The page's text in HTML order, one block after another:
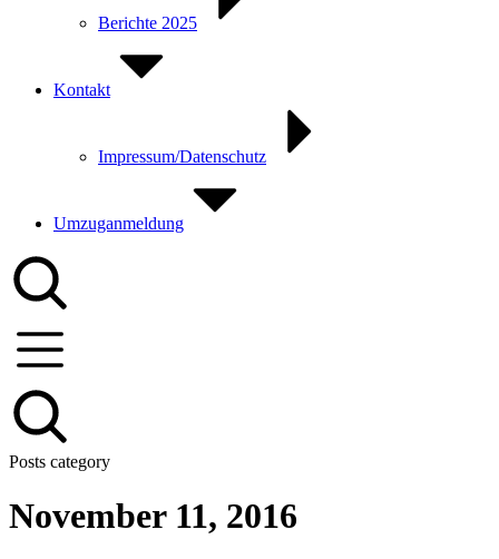
Berichte 2025
Kontakt
Impressum/Datenschutz
Umzuganmeldung
Posts category
November 11, 2016